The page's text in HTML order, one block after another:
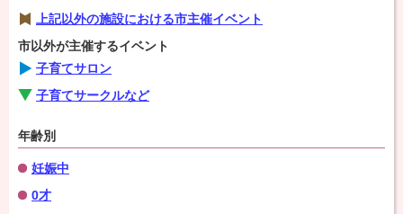
上記以外の施設における市主催イベント
市以外が主催するイベント
子育てサロン
子育てサークルなど
年齢別
妊娠中
0才